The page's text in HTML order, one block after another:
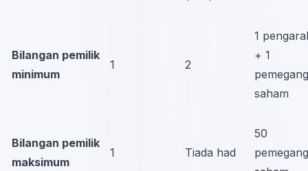
Bilangan pemilik
minimum
1 2
1
+ 1
pemegang
saham
Bilangan pemilik
maksimum
1 Tiada had
50
pemegang